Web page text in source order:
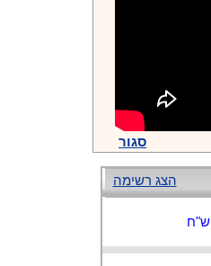
סגור
הצג רשימה